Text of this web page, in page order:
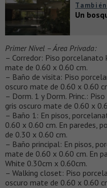
Un
Primer Nivel – Área Privada:
– Corredor: Piso
mate de 0.60 x 0.60 cm.
– Baño de visita: Piso
oscuro mate de 0.60 x 0.60
– Dorm. 1 y Dorm. Princ.:
gris oscuro mate de 0.60 x
– Baño 1: En pisos,
0.60 x 0.60 cm. En paredes,
de 0.30 x 0.60 cm.
– Baño principal: En pisos,
mate de 0.60 x 0.60 cm. En
White 0.30cm x 0.60cm.
– Walking closet: Piso
oscuro mate de 0.60 x 0.60